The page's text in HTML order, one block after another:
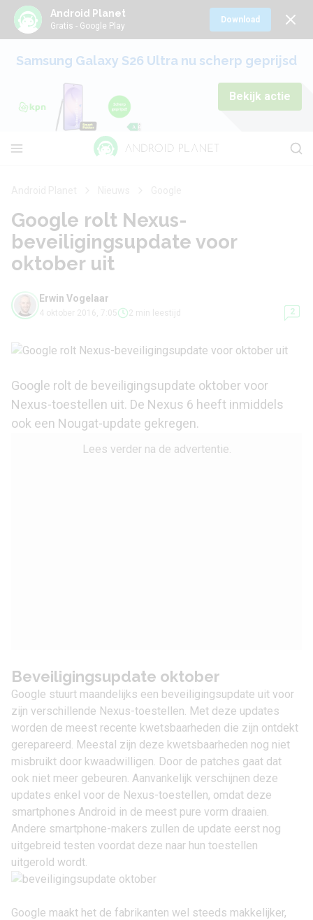
Android Planet
Gratis - Google Play
Download
Samsung Galaxy S26 Ultra nu scherp geprijsd
Bekijk actie
Google rolt Nexus-
beveiligingsupdate voor
oktober uit
Erwin Vogelaar
4 oktober 2016, 7:05 2 min leestijd 2
Google rolt de beveiligingsupdate oktober voor
Nexus-toestellen uit. De Nexus 6 heeft inmiddels
ook een Nougat-update gekregen.
Lees verder na de advertentie.
Beveiligingsupdate oktober
Google stuurt maandelijks een beveiligingsupdate uit voor
zijn verschillende Nexus-toestellen. Met deze updates
worden de meest recente kwetsbaarheden die zijn ontdekt
gerepareerd. Meestal zijn deze kwetsbaarheden nog niet
misbruikt door kwaadwilligen. Door de patches gaat dat
ook niet meer gebeuren. Aanvankelijk verschijnen deze
updates enkel voor de Nexus-toestellen, omdat deze
smartphones Android in de meest pure vorm draaien.
Andere smartphone-makers zullen de update eerst nog
uitgebreid testen voordat deze naar hun toestellen
uitgerold wordt.
Google maakt het de fabrikanten wel steeds makkelijker,